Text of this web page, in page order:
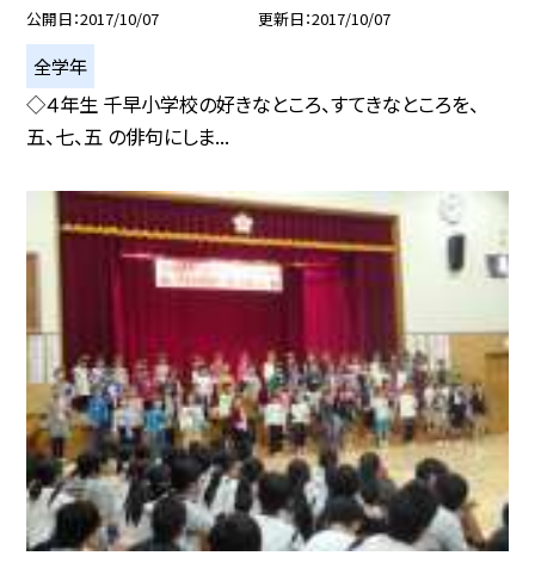
公開日 2017/10/07 更新日 2017/10/07
全学年
◇４年生 千早小学校の好きなところ、すてきなところを、
五、七、五 の俳句にしま...